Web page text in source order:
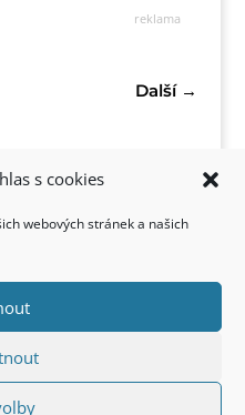
s cookies
webových stránek a našich
reklama
Další→